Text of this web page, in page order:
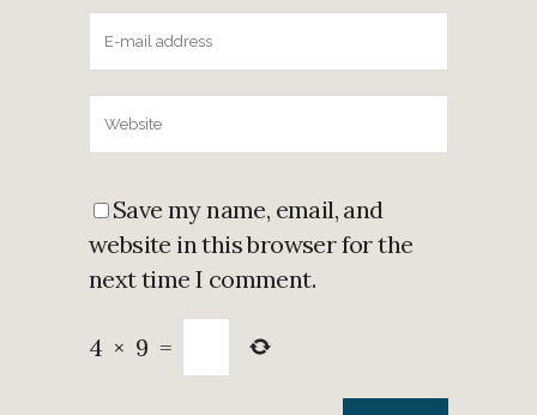
Save my name, email, and
website in this browser for the
next time I comment.
4 × 9 =